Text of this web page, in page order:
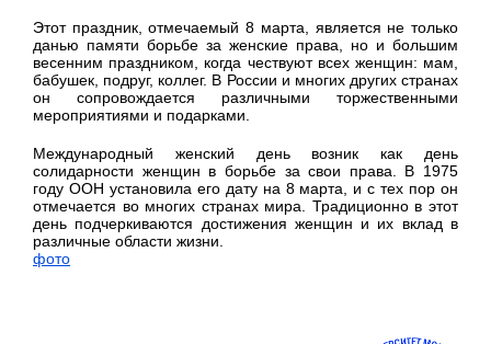
Этот праздник, отмечаемый 8 марта, является не только
данью памяти борьбе за женские права, но и большим
весенним праздником, когда чествуют всех женщин: мам,
бабушек, подруг, коллег. В России и многих других странах
он сопровождается различными торжественными
мероприятиями и подарками.
Международный женский день возник как день
солидарности женщин в борьбе за свои права. В 1975
году ООН установила его дату на 8 марта, и с тех пор он
отмечается во многих странах мира. Традиционно в этот
день подчеркиваются достижения женщин и их вклад в
различные области жизни.
фото